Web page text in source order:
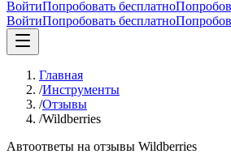
ВойтиПопробовать бесплатно
ВойтиПопробовать бесплатно
Главная
/Инструменты
/Отзывы
/Wildberries
Автоответы на отзывы Wildberries